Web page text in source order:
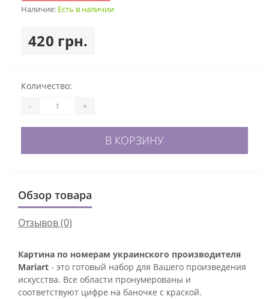
Наличие: Есть в наличии
420 грн.
Количество:
- +
В КОРЗИНУ
Обзор товара
Отзывов (0)
Картина по номерам украинского производителя
Mariart - это готовый набор для Вашего произведения
искусства. Все области пронумерованы и
соответствуют цифре на баночке с краской.